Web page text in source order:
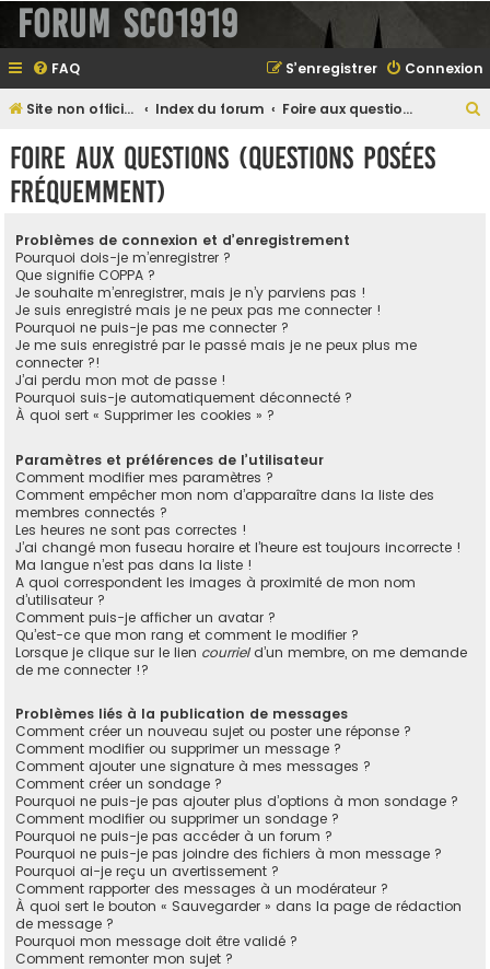
Forum SCO1919
FAQ Connexion
S’enregistrer
Site non officiel sur le SCO d'Angers Index du forum Foire aux questions (Questions posées fréquemment)
Foire aux questions (Questions posées
fréquemment)
Problèmes de connexion et d’enregistrement
Pourquoi dois-je m’enregistrer ?
Que signifie COPPA ?
Je souhaite m’enregistrer, mais je n’y parviens pas !
Je suis enregistré mais je ne peux pas me connecter !
Pourquoi ne puis-je pas me connecter ?
Je me suis enregistré par le passé mais je ne peux plus me
connecter ?!
J’ai perdu mon mot de passe !
Pourquoi suis-je automatiquement déconnecté ?
À quoi sert « Supprimer les cookies » ?
Paramètres et préférences de l’utilisateur
Comment modifier mes paramètres ?
Comment empêcher mon nom d’apparaître dans la liste des
membres connectés ?
Les heures ne sont pas correctes !
J’ai changé mon fuseau horaire et l’heure est toujours incorrecte !
Ma langue n’est pas dans la liste !
A quoi correspondent les images à proximité de mon nom
d’utilisateur ?
Comment puis-je afficher un avatar ?
Qu’est-ce que mon rang et comment le modifier ?
Lorsque je clique sur le lien courrield’un membre, on me demande
de me connecter !?
Problèmes liés à la publication de messages
Comment créer un nouveau sujet ou poster une réponse ?
Comment modifier ou supprimer un message ?
Comment ajouter une signature à mes messages ?
Comment créer un sondage ?
Pourquoi ne puis-je pas ajouter plus d’options à mon sondage ?
Comment modifier ou supprimer un sondage ?
Pourquoi ne puis-je pas accéder à un forum ?
Pourquoi ne puis-je pas joindre des fichiers à mon message ?
Pourquoi ai-je reçu un avertissement ?
Comment rapporter des messages à un modérateur ?
À quoi sert le bouton « Sauvegarder » dans la page de rédaction
de message ?
Pourquoi mon message doit être validé ?
Comment remonter mon sujet ?